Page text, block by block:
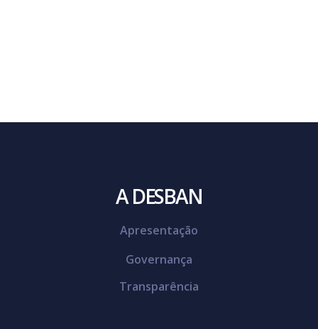
A DESBAN
Apresentação
Governança
Transparência